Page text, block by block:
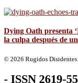
Dying Oath presenta
la culpa después de
© 2026 Rugidos
- ISSN 2619-